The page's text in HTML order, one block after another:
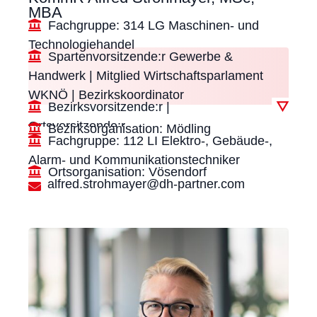
MBA
Fachgruppe: 314 LG Maschinen- und
Technologiehandel
Spartenvorsitzende:r Gewerbe &
Handwerk | Mitglied Wirtschaftsparlament
WKNÖ | Bezirkskoordinator
Bezirksvorsitzende:r |
Ortsvorsitzende:r
▽
Bezirksorganisation: Mödling
Fachgruppe: 112 LI Elektro-, Gebäude-,
Alarm- und Kommunikationstechniker
Ortsorganisation: Vösendorf
alfred.strohmayer@dh-partner.com